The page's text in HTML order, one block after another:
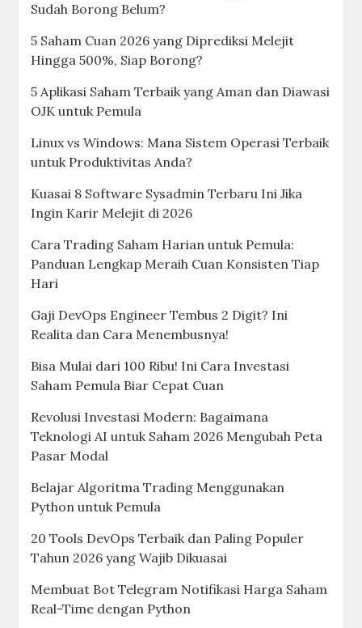
Sudah Borong Belum?
5 Saham Cuan 2026 yang Diprediksi Melejit
Hingga 500%, Siap Borong?
5 Aplikasi Saham Terbaik yang Aman dan Diawasi
OJK untuk Pemula
Linux vs Windows: Mana Sistem Operasi Terbaik
untuk Produktivitas Anda?
Kuasai 8 Software Sysadmin Terbaru Ini Jika
Ingin Karir Melejit di 2026
Cara Trading Saham Harian untuk Pemula:
Panduan Lengkap Meraih Cuan Konsisten Tiap
Hari
Gaji DevOps Engineer Tembus 2 Digit? Ini
Realita dan Cara Menembusnya!
Bisa Mulai dari 100 Ribu! Ini Cara Investasi
Saham Pemula Biar Cepat Cuan
Revolusi Investasi Modern: Bagaimana
Teknologi AI untuk Saham 2026 Mengubah Peta
Pasar Modal
Belajar Algoritma Trading Menggunakan
Python untuk Pemula
20 Tools DevOps Terbaik dan Paling Populer
Tahun 2026 yang Wajib Dikuasai
Membuat Bot Telegram Notifikasi Harga Saham
Real-Time dengan Python